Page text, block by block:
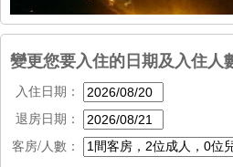
變更您要入住的日期及入住人
入住日期：
退房日期：
客房/人數：